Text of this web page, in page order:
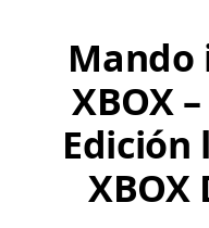
Mando
XBOX
XBOX